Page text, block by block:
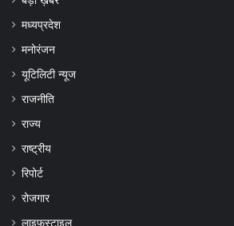
मध्यप्रदेश
मनोरंजन
यूटिलिटी न्यूज
राजनीति
राज्य
राष्ट्रीय
रिपोर्ट
रोजगार
लाइफस्टाइल